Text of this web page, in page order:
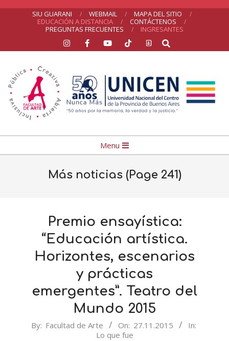
SIU GUARANI WEBMAIL
MAPA DEL SITIO
EDUCACIÓN A DISTANCIA
CONTÁCTENOS
PREGUNTAS FRECUENTES
INGRESANTES
Search
UNICEN
Navigation
Menu
Más noticias (Page 241)
Premio ensayística:
“Educación artística.
Horizontes, escenarios
y prácticas
emergentes”. Teatro del
Mundo 2015
2015-
By: Facultad de Arte On: 27.11.2015
In:
Lo que fue